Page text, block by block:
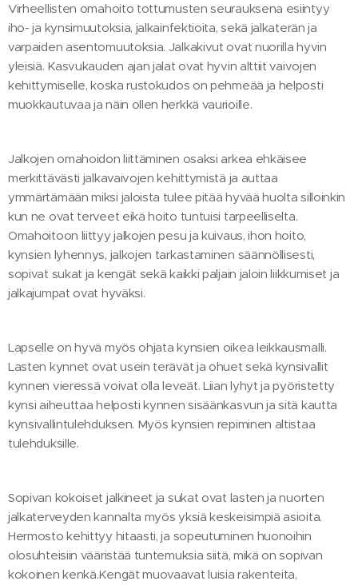
Virheellisten omahoito tottumusten seurauksena esiintyy
iho- ja kynsimuutoksia, jalkainfektioita, sekä jalkaterän ja
varpaiden asentomuutoksia. Jalkakivut ovat nuorilla hyvin
yleisiä. Kasvukauden ajan jalat ovat hyvin alttiit vaivojen
kehittymiselle, koska rustokudos on pehmeää ja helposti
muokkautuvaa ja näin ollen herkkä vaurioille.
Jalkojen omahoidon liittäminen osaksi arkea ehkäisee
merkittävästi jalkavaivojen kehittymistä ja auttaa
ymmärtämään miksi jaloista tulee pitää hyvää huolta silloinkin
kun ne ovat terveet eikä hoito tuntuisi tarpeelliselta.
Omahoitoon liittyy jalkojen pesu ja kuivaus, ihon hoito,
kynsien lyhennys, jalkojen tarkastaminen säännöllisesti,
sopivat sukat ja kengät sekä kaikki paljain jaloin liikkumiset ja
jalkajumpat ovat hyväksi.
Lapselle on hyvä myös ohjata kynsien oikea leikkausmalli.
Lasten kynnet ovat usein terävät ja ohuet sekä kynsivallit
kynnen vieressä voivat olla leveät. Liian lyhyt ja pyöristetty
kynsi aiheuttaa helposti kynnen sisäänkasvun ja sitä kautta
kynsivallintulehduksen. Myös kynsien repiminen altistaa
tulehduksille.
Sopivan kokoiset jalkineet ja sukat ovat lasten ja nuorten
jalkaterveyden kannalta myös yksiä keskeisimpiä asioita.
Hermosto kehittyy hitaasti, ja sopeutuminen huonoihin
olosuhteisiin vääristää tuntemuksia siitä, mikä on sopivan
kokoinen kenkä.Kengät muovaavat luisia rakenteita,